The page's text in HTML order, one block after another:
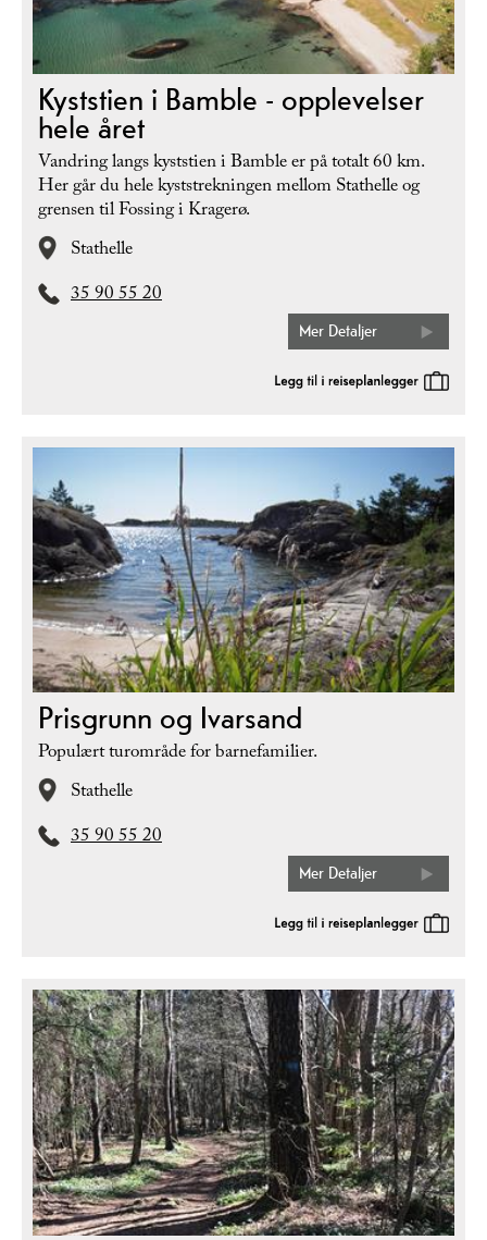
Kyststien i Bamble - opplevelser
hele året
Vandring langs kyststien i Bamble er på totalt 60 km.
Her går du hele kyststrekningen mellom Stathelle og
grensen til Fossing i Kragerø.
Stathelle
35 90 55 20
Mer Detaljer
Prisgrunn og Ivarsand
Populært turområde for barnefamilier.
Stathelle
35 90 55 20
Mer Detaljer